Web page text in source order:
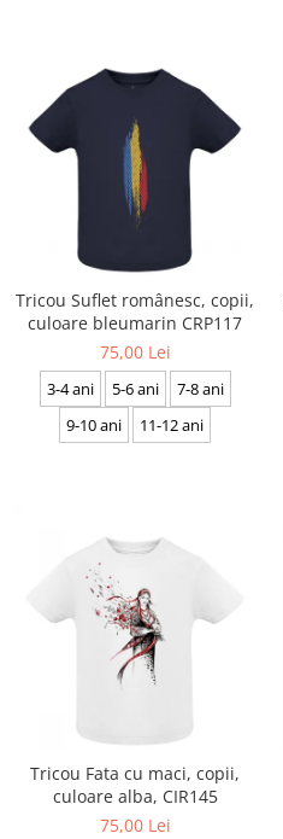
Tricou Suflet românesc, copii,
culoare bleumarin CRP117
75,00 Lei
3-4 ani 5-6 ani
7-8 ani
9-10 ani
11-12 ani
Tricou Fata cu maci, copii,
culoare alba, CIR145
75,00 Lei